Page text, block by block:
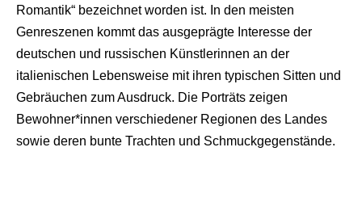
Romantik“ bezeichnet worden ist. In den meisten
Genreszenen kommt das ausgeprägte Interesse der
deutschen und russischen Künstlerinnen an der
italienischen Lebensweise mit ihren typischen Sitten und
Gebräuchen zum Ausdruck. Die Porträts zeigen
Bewohner*innen verschiedener Regionen des Landes
sowie deren bunte Trachten und Schmuckgegenstände.